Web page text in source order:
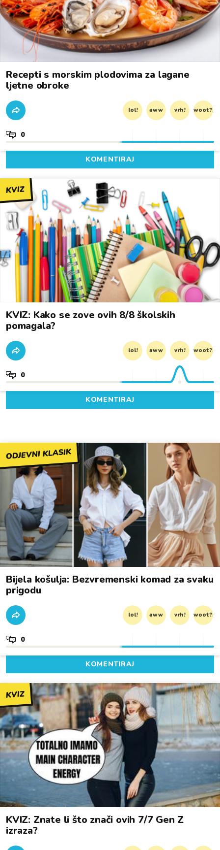
Recepti s morskim plodovima za lagane
ljetne obroke
lol! aww vrh! woot?!
0
KOMENTIRAJ
KVIZ
KVIZ: Kako se zove ovih 8/8 školskih
pomagala?
lol! aww vrh! woot?!
0
KOMENTIRAJ
ODJEVNI KLASIK
Bijela košulja: Bezvremenski komad za svaku
prigodu
lol! aww vrh! woot?!
0
KOMENTIRAJ
KVIZ
KVIZ: Znate li što znači ovih 7/7 Gen Z
izraza?